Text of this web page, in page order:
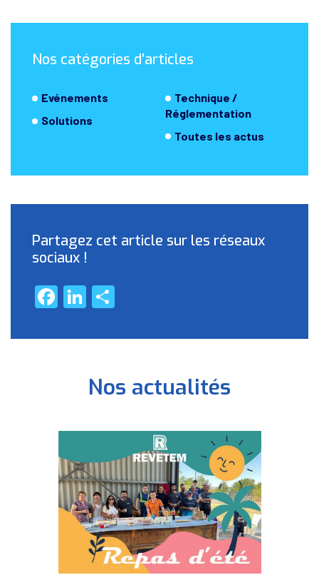
Nos catégories d’articles
Evénements
Solutions
Technique /
Réglementation
Toutes les actus
Partagez cet article sur les réseaux
sociaux !
Facebook
LinkedIn
Nos actualités